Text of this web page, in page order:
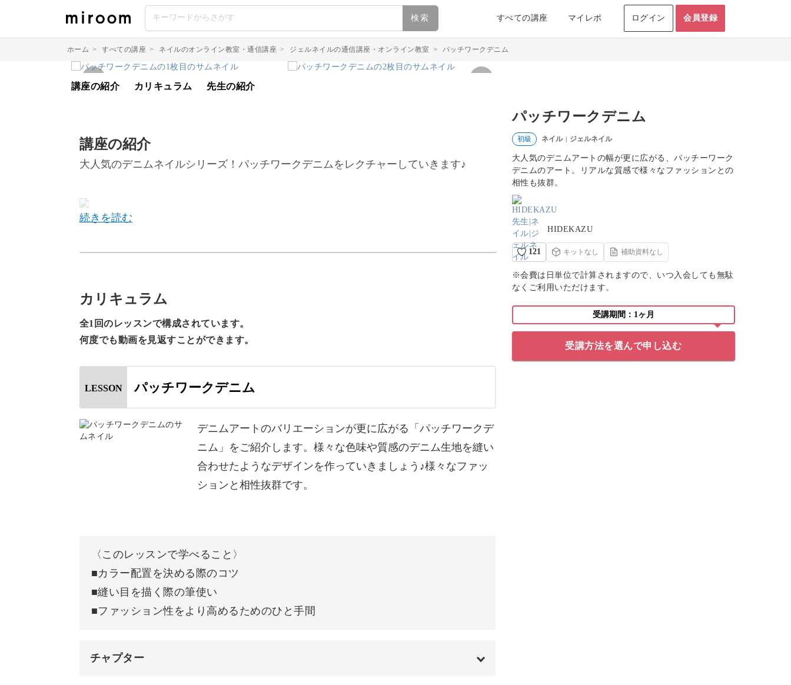
検索 すべての講座 マイレポ ログイン 会員登録
ホーム > すべての講座 > ネイルのオンライン教室・通信講座 > ジェルネイルの通信講座・オンライン教室 > パッチワークデニム
パッチワークデニム
初級 ネイル | ジェルネイル
大人気のデニムアートの幅が更に広がる、パッチーワーク
デニムのアート。リアルな質感で様々なファッションとの
相性も抜群。
HIDEKAZU
121 キットなし 補助資料なし
※会費は日単位で計算されますので、いつ入会しても無駄
なくご利用いただけます。
受講期間：1ヶ月
受講方法を選んで申し込む
講座の紹介 カリキュラム 先生の紹介
講座の紹介
大人気のデニムネイルシリーズ！パッチワークデニムをレクチャーしていきます♪
パッチワークデニムとは様々な色味や質感のデニム生地を縫い合わせて一つのデニムを
デニムよりもややカジュアルな印象のパッチワークデニムは様々なファッションと相性
抜群です。
今回のレッスンではそのようなパッチワークデニムをそのままネイルアートに落とし込
んだデザインの作り方をレッスン。
◆ファッション性をより高めるためのひと手間
などを中心に、リアルな質感のパッチワークデニムを表現する方法をたっぷりとレクチ
ャーしていきます。
カリキュラム
全1回のレッスンで構成されています。
何度でも動画を見返すことができます。
LESSON パッチワークデニム
デニムアートのバリエーションが更に広がる「パッチワークデ
ニム」をご紹介します。様々な色味や質感のデニム生地を縫い
合わせたようなデザインを作っていきましょう♪様々なファッ
ションと相性抜群です。
〈このレッスンで学べること〉
■カラー配置を決める際のコツ
■縫い目を描く際の筆使い
■ファッション性をより高めるためのひと手間
チャプター